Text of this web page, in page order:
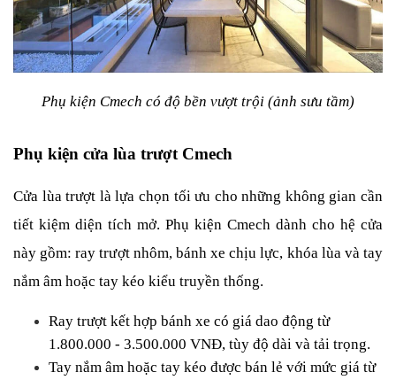
Phụ kiện Cmech có độ bền vượt trội (ảnh sưu tầm)
Phụ kiện cửa lùa trượt Cmech
Cửa lùa trượt là lựa chọn tối ưu cho những không gian cần
tiết kiệm diện tích mở. Phụ kiện Cmech dành cho hệ cửa
này gồm: ray trượt nhôm, bánh xe chịu lực, khóa lùa và tay
nắm âm hoặc tay kéo kiểu truyền thống.
Ray trượt kết hợp bánh xe có giá dao động từ
1.800.000 - 3.500.000 VNĐ, tùy độ dài và tải trọng.
Tay nắm âm hoặc tay kéo được bán lẻ với mức giá từ